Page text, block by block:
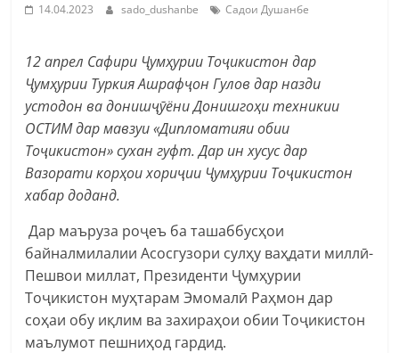
14.04.2023 sado_dushanbe Садои Душанбе
12 апрел Сафири Ҷумҳурии Тоҷикистон дар
Ҷумҳурии Туркия Ашрафҷон Гулов дар назди
устодон ва донишҷӯёни Донишгоҳи техникии
ОСТИМ дар мавзуи «Дипломатияи обии
Тоҷикистон» сухан гуфт. Дар ин хусус дар
Вазорати корҳои хориҷии Ҷумҳурии Тоҷикистон
хабар доданд.
Дар маъруза роҷеъ ба ташаббусҳои
байналмилалии Асосгузори сулҳу ваҳдати миллӣ-
Пешвои миллат, Президенти Ҷумҳурии
Тоҷикистон муҳтарам Эмомалӣ Раҳмон дар
соҳаи обу иқлим ва захираҳои обии Тоҷикистон
маълумот пешниҳод гардид.